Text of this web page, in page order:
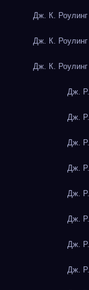
Дж. К.
Дж. К.
Дж. К.
Дж.
Дж.
Дж.
Дж.
Дж.
Дж.
Дж.
Дж.